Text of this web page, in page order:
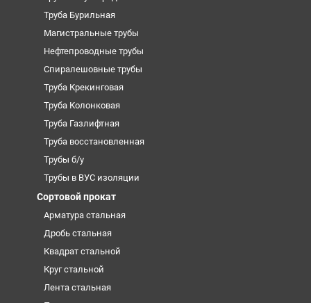
Труба Бурильная
Магистральные трубы
Нефтепроводные трубы
Спиралешовные трубы
Труба Крекинговая
Труба Колонковая
Труба Газлифтная
Труба восстановленная
Трубы б/у
Трубы в ВУС изоляции
Сортовой прокат
Арматура стальная
Дробь стальная
Квадрат стальной
Круг стальной
Лента стальная